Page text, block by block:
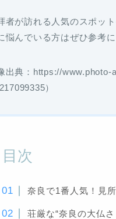
者が訪れる人気のスポッ
悩んでいる方はぜひ参考
出典：https://
）
目次
奈良で1番人気！見
荘厳な“奈良の大仏